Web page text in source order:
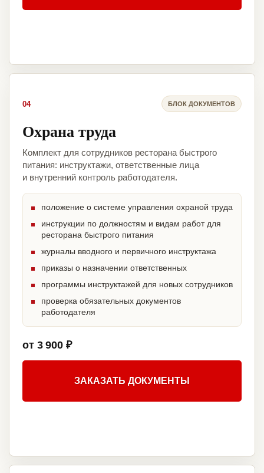
04 БЛОК ДОКУМЕНТОВ
Охрана труда
Комплект для сотрудников ресторана быстрого
питания: инструктажи, ответственные лица
и внутренний контроль работодателя.
положение о системе управления охраной труда
инструкции по должностям и видам работ для
ресторана быстрого питания
журналы вводного и первичного инструктажа
приказы о назначении ответственных
программы инструктажей для новых сотрудников
проверка обязательных документов
работодателя
от 3 900 ₽
ЗАКАЗАТЬ ДОКУМЕНТЫ